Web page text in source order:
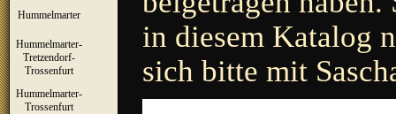
Hummelmarter ▼
Hummelmarter-
Tretzendorf-
Trossenfurt
Hummelmarter-
Trossenfurt
▼
in diesem Katalog
sich bitte mit